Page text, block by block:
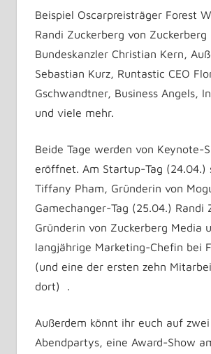
Beispiel Oscarpreisträger Forest
Randi Zuckerberg von Zuckerberg
Bundeskanzler Christian Kern,
Sebastian Kurz, Runtastic CEO
Gschwandtner, Business Angels,
und viele mehr.
Beide Tage werden von Keynote-
eröffnet. Am Startup-Tag (24.04.)
Tiffany Pham, Gründerin von
Gamechanger-Tag (25.04.) Randi
Gründerin von Zuckerberg Media
langjährige Marketing-Chefin bei
(und eine der ersten zehn
dort) .
Außerdem könnt ihr euch auf zwei
Abendpartys, eine Award-Show